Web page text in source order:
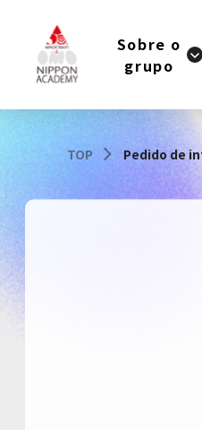
Sobre o
grupo
TOP Pedido de